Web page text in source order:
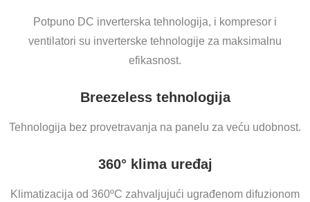
Potpuno DC inverterska tehnologija, i kompresor i
ventilatori su inverterske tehnologije za maksimalnu
efikasnost.
Breezeless tehnologija
Tehnologija bez provetravanja na panelu za veću udobnost.
360° klima uređaj
Klimatizacija od 360ºC zahvaljujući ugrađenom difuzionom